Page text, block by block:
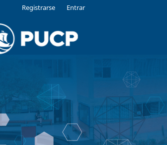
Registrarse Entrar